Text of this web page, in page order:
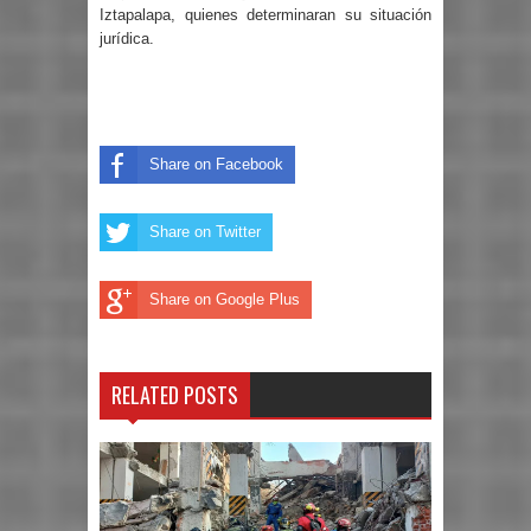
Iztapalapa, quienes determinaran su situación
jurídica.
Share on Facebook
Share on Twitter
Share on Google Plus
RELATED POSTS